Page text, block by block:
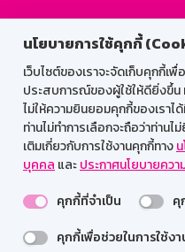
นโยบายการใช้คุกกี้
เว็บไซต์ของเราจะจัดเก็บคุกกี้
ประสบการณ์ของผู้ใช้ให้ดียิ่งขึ้น
ไม่ให้ความยินยอมคุกกี้ของเราไ
ท่านไม่ทำการเลือกจะถือว่าท่า
เติมเกี่ยวกับการใช้งานคุกกี้ทาง
บุคคล และประกาศนโยบายคว
คุกกี้ที่จำเป็น
คุ
คุกกี้เพื่อช่วยในการใช้งา
สำห
Web HR
GSB
เข้าสู่
รองรับการใช้งาน